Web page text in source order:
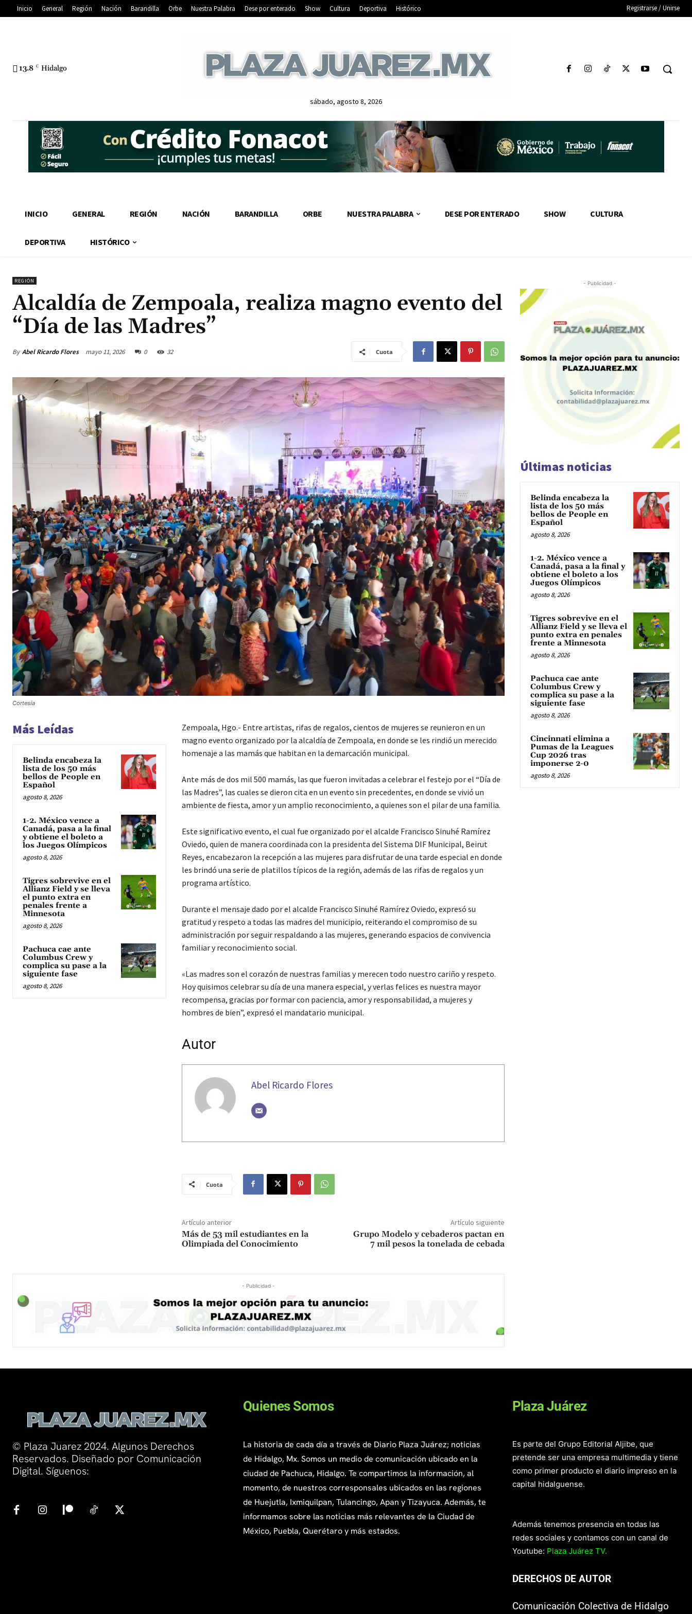
Inicio General Región Nación Barandilla Orbe Nuestra Palabra Dese por enterado Show Cultura Deportiva Histórico Registrarse / Unirse
13.8 C Hidalgo
sábado, agosto 8, 2026
INICIO GENERAL REGIÓN NACIÓN BARANDILLA ORBE NUESTRA PALABRA DESE POR ENTERADO SHOW CULTURA
DEPORTIVA HISTÓRICO
REGIÓN
Alcaldía de Zempoala, realiza magno evento del
“Día de las Madres”
By Abel Ricardo Flores mayo 11, 2026 0 32 Cuota
Cortesía
Más Leídas
Belinda encabeza la
lista de los 50 más
bellos de People en
Español
agosto 8, 2026
1-2. México vence a
Canadá, pasa a la final
y obtiene el boleto a
los Juegos Olímpicos
agosto 8, 2026
Tigres sobrevive en el
Allianz Field y se lleva
el punto extra en
penales frente a
Minnesota
agosto 8, 2026
Pachuca cae ante
Columbus Crew y
complica su pase a la
siguiente fase
agosto 8, 2026
Zempoala, Hgo.- Entre artistas, rifas de regalos, cientos de mujeres se reunieron en un
magno evento organizado por la alcaldía de Zempoala, en donde se les rindió un merecido
homenaje a las mamás que habitan en la demarcación municipal.
Ante más de dos mil 500 mamás, las que fueron invitadas a celebrar el festejo por el “Día de
las Madres”, las cuales se dieron cita en un evento sin precedentes, en donde se vivió un
ambiente de fiesta, amor y un amplio reconocimiento, a quienes son el pilar de una familia.
Este significativo evento, el cual fue organizado por el alcalde Francisco Sinuhé Ramírez
Oviedo, quien de manera coordinada con la presidenta del Sistema DIF Municipal, Beirut
Reyes, encabezaron la recepción a las mujeres para disfrutar de una tarde especial en donde
les brindó una serie de platillos típicos de la región, además de las rifas de regalos y un
programa artístico.
Durante el mensaje dado por el alcalde Francisco Sinuhé Ramírez Oviedo, expresó su
gratitud y respeto a todas las madres del municipio, reiterando el compromiso de su
administración por seguir respaldando a las mujeres, generando espacios de convivencia
familiar y reconocimiento social.
«Las madres son el corazón de nuestras familias y merecen todo nuestro cariño y respeto.
Hoy quisimos celebrar su día de una manera especial, y verlas felices es nuestra mayor
recompensa, gracias por formar con paciencia, amor y responsabilidad, a mujeres y
hombres de bien”, expresó el mandatario municipal.
Autor
Abel Ricardo Flores
Cuota
Artículo anterior
Más de 53 mil estudiantes en la
Olimpiada del Conocimiento
Artículo siguiente
Grupo Modelo y cebaderos pactan en
7 mil pesos la tonelada de cebada
- Publicidad -
- Publicidad -
Últimas noticias
Belinda encabeza la
lista de los 50 más
bellos de People en
Español
agosto 8, 2026
1-2. México vence a
Canadá, pasa a la final y
obtiene el boleto a los
Juegos Olímpicos
agosto 8, 2026
Tigres sobrevive en el
Allianz Field y se lleva el
punto extra en penales
frente a Minnesota
agosto 8, 2026
Pachuca cae ante
Columbus Crew y
complica su pase a la
siguiente fase
agosto 8, 2026
Cincinnati elimina a
Pumas de la Leagues
Cup 2026 tras
imponerse 2-0
agosto 8, 2026
© Plaza Juarez 2024. Algunos Derechos
Reservados. Diseñado por Comunicación
Digital. Síguenos:
Quienes Somos
La historia de cada día a través de Diario Plaza Juárez; noticias
de Hidalgo, Mx. Somos un medio de comunicación ubicado en la
ciudad de Pachuca, Hidalgo. Te compartimos la información, al
momento, de nuestros corresponsales ubicados en las regiones
de Huejutla, Ixmiquilpan, Tulancingo, Apan y Tizayuca. Además, te
informamos sobre las noticias más relevantes de la Ciudad de
México, Puebla, Querétaro y más estados.
Plaza Juárez
Es parte del Grupo Editorial Aljibe, que
pretende ser una empresa multimedia y tiene
como primer producto el diario impreso en la
capital hidalguense.
Además tenemos presencia en todas las
redes sociales y contamos con un canal de
Youtube: Plaza Juárez TV.
DERECHOS DE AUTOR
Comunicación Colectiva de Hidalgo